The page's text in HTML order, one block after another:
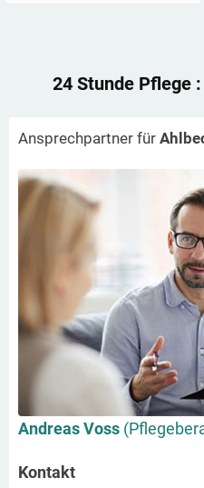
24 Stunde Pflege
Ansprechpartner für
Andreas Voss
Kontakt